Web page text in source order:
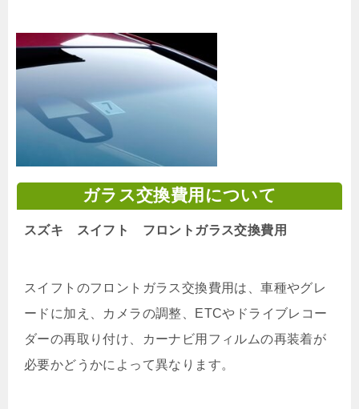
ガラス交換費用について
スズキ スイフト フロントガラス交換費用
スイフトのフロントガラス交換費用は、車種やグレ
ードに加え、カメラの調整、ETCやドライブレコー
ダーの再取り付け、カーナビ用フィルムの再装着が
必要かどうかによって異なります。